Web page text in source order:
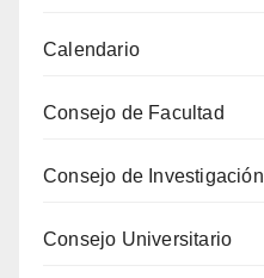
Calendario
Consejo de Facultad
Consejo de Investigación
Consejo Universitario